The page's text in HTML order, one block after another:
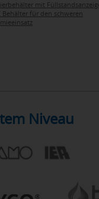
mit
Behälter für den schweren
Niveau